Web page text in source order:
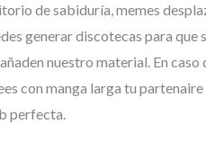
de sabiduría, memes
generar discotecas para
nuestro material. En
con manga larga tu
perfecta.